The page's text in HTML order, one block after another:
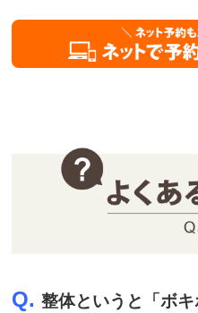
Q.整体というと「ボ